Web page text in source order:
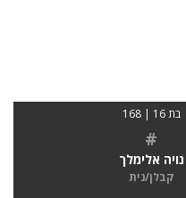
בת 16 | 168
#
נויה אלימלך
קבלן/נית